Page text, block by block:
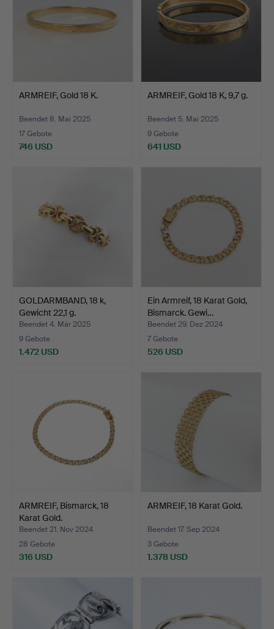
ARMREIF, Gold 18 K.
Beendet 8. Mai 2025
17 Gebote
746 USD
ARMREIF, Gold 18 K, 9,7 g.
Beendet 5. Mai 2025
9 Gebote
641 USD
GOLDARMBAND, 18 k,
Gewicht 22,1 g.
Beendet 4. Mär 2025
9 Gebote
1.472 USD
Ein Armreif, 18 Karat Gold,
Bismarck. Gewi…
Beendet 29. Dez 2024
7 Gebote
526 USD
ARMREIF, Bismarck, 18
Karat Gold.
Beendet 21. Nov 2024
28 Gebote
316 USD
ARMREIF, 18 Karat Gold.
Beendet 17. Sep 2024
3 Gebote
1.378 USD